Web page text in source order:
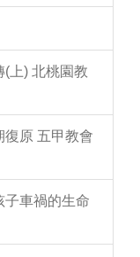
上) 北桃園教
原 五甲教會
子車禍的生命